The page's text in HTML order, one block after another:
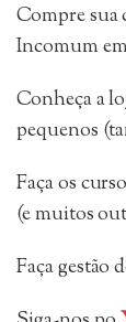
Compre sua
Incomum
Conheça a
pequenos
Faça os
(e muitos
Faça gestão